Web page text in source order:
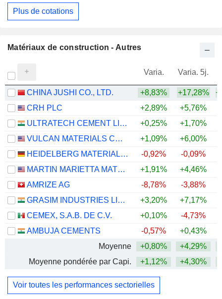
Plus de cotations
Matériaux de construction - Autres
Varia. Varia. 5j.
CHINA JUSHI CO., LTD. +8,83% +17,28%
CRH PLC
+2,89% +5,76%
ULTRATECH CEMENT LIMITED
+0,25% +1,70%
VULCAN MATERIALS COMPANY
+1,09% +6,00%
HEIDELBERG MATERIALS AG
-0,92% -0,09%
MARTIN MARIETTA MATERIALS, INC.
+1,91% +4,46%
AMRIZE AG
-8,78% -3,88%
GRASIM INDUSTRIES LIMITED
+3,20% +7,17%
CEMEX, S.A.B. DE C.V.
+0,10% -4,73%
AMBUJA CEMENTS
-0,57% +0,43%
Moyenne
+0,80% +4,29%
Moyenne pondérée par Capi.
+1,12% +4,30%
Voir toutes les performances sectorielles